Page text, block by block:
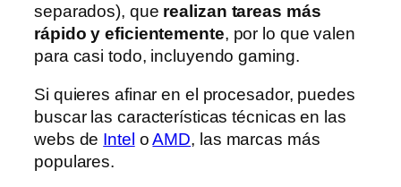
separados), que realizan tareas más
rápido y eficientemente, por lo que valen
para casi todo, incluyendo gaming.
Si quieres afinar en el procesador, puedes
buscar las características técnicas en las
webs de Intel oAMD, las marcas más
populares.